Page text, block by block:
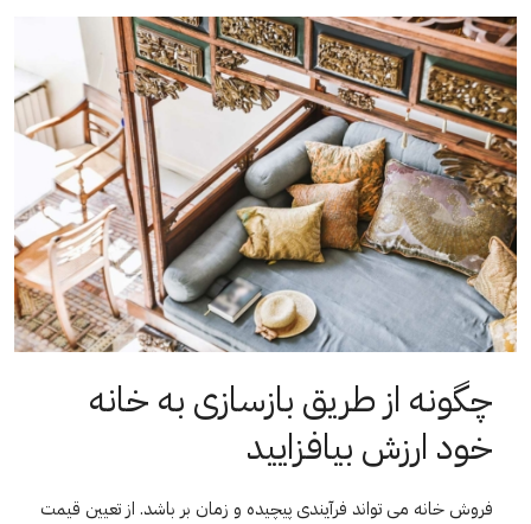
چگونه از طریق بازسازی به خانه
خود ارزش بیافزایید
فروش خانه می تواند فرآیندی پیچیده و زمان بر باشد. از تعیین قیمت